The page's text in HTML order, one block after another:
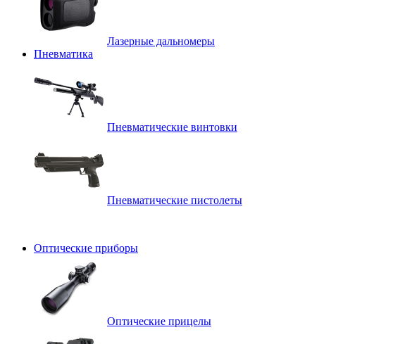
Лазерные дальномеры
Пневматика
Пневматические винтовки
Пневматические пистолеты
Оптические приборы
Оптические прицелы